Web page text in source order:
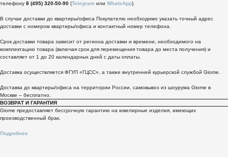
телефону 8 (495) 320-50-90 (Telegram или WhatsApp).
В случае доставки до квартиры/офиса Покупателю необходимо указать точный адрес
доставки с номером квартиры/офиса и контактный номер телефона.
Срок доставки товара зависит от региона доставки и времени, необходимого на
комплектацию товара (включая срок для перемещения товара до места получения) и
составляет от 1 до 20 календарных дней с даты оплаты.
Доставка осуществляется ФГУП «ГЦСС», а также внутренней курьерской службой Giome.
Доставка до квартиры/офиса на территории России, самовывоз из шоурума Giome в
Москве – бесплатно.
ВОЗВРАТ И ГАРАНТИЯ
Giome предоставляет бессрочную гарантию на ювелирные изделия, имеющих
производственный брак.
Подробнее